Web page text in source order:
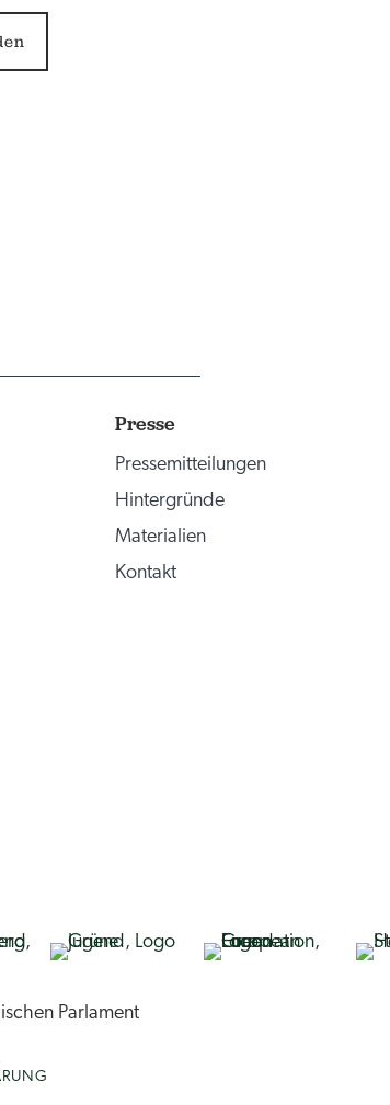
Presse
Pressemitteilungen
Hintergründe
Materialien
Kontakt
Parlament